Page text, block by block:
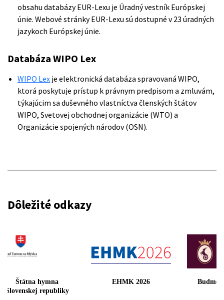
obsahu databázy EUR-Lexu je Úradný vestník Európskej
únie. Webové stránky EUR-Lexu sú dostupné v 23 úradných
jazykoch Európskej únie.
Databáza WIPO Lex
WIPO Lex je elektronická databáza spravovaná WIPO,
ktorá poskytuje prístup k právnym predpisom a zmluvám,
týkajúcim sa duševného vlastníctva členských štátov
WIPO, Svetovej obchodnej organizácie (WTO) a
Organizácie spojených národov (OSN).
Dôležité odkazy
Štátna hymna
Slovenskej republiky
EHMK 2026